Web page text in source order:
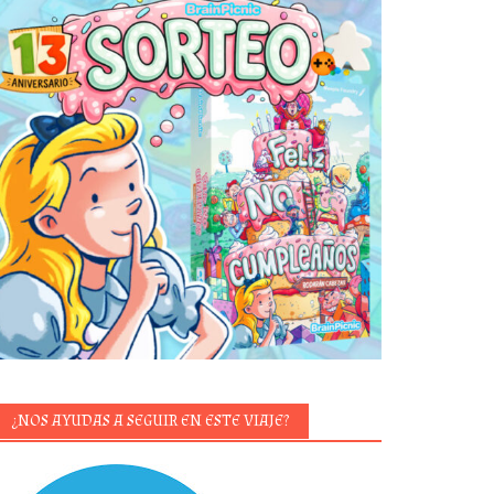
¿NOS AYUDAS A SEGUIR EN ESTE VIAJE?